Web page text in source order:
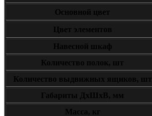
Основной цвет
Цвет элементов
Навесной шкаф
Количество полок, шт
Количество выдвижных ящиков, шт
Габариты ДxШxВ, мм
Масса, кг